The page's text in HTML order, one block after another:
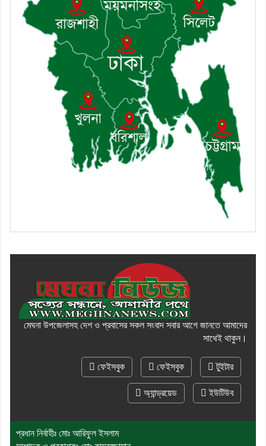
৯। জাতীয় নেতা ড. খন্দকার মোশাররফ
হোসেনের মূল্যায়ন কোথায় এবং একটি
বিশ্লেষণ
১০। দাউদকান্দিতে ইউপি সদস্যকে মারধরের
চেষ্টা ও প্রাণনাশের হুমকির অভিযোগ
মেঘনা উপজেলাসহ দেশ ও প্রবাসের সকল সংবাদ সবার আগে জানতে আমাদের
সাথেই থাকুন।
ফেইসবুক ফেইসবুক টুইটার
অ্যান্ড্রয়েড ইউটিউব
প্রধান নির্বাহীঃ মোঃ আরিফুল ইসলাম